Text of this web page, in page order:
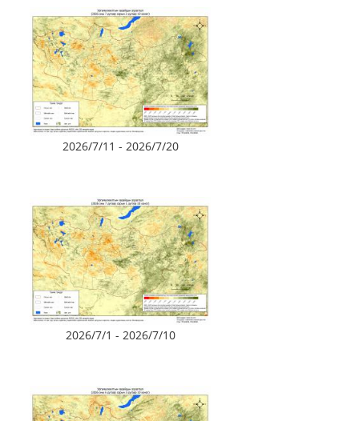
2026/7/11 - 2026/7/20
2026/7/1 - 2026/7/10